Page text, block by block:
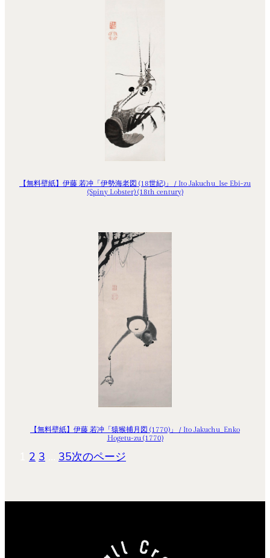
【無料壁紙】伊藤 若冲「伊勢海老図 (18世紀)」 / Ito Jakuchu_Ise Ebi-zu
(Spiny Lobster) (18th century)
【無料壁紙】伊藤 若冲「猿猴捕月図 (1770)」 / Ito Jakuchu_Enko
Hogetu-zu (1770)
2 3 35次のページ